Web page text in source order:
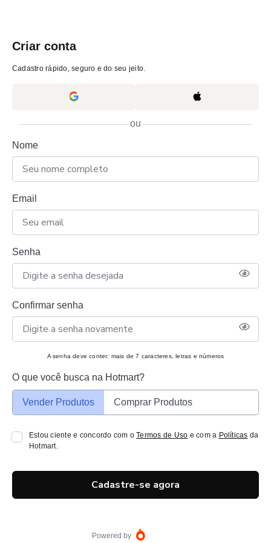
Criar conta
Cadastro rápido, seguro e do seu jeito.
ou
Nome
Email
Senha
Confirmar senha
A senha deve conter: mais de 7 caracteres, letras e números
O que você busca na Hotmart?
Vender Produtos Comprar Produtos
Estou ciente e concordo com oTermos de Uso e com a Políticas da
Hotmart.
Cadastre-se agora
Powered by